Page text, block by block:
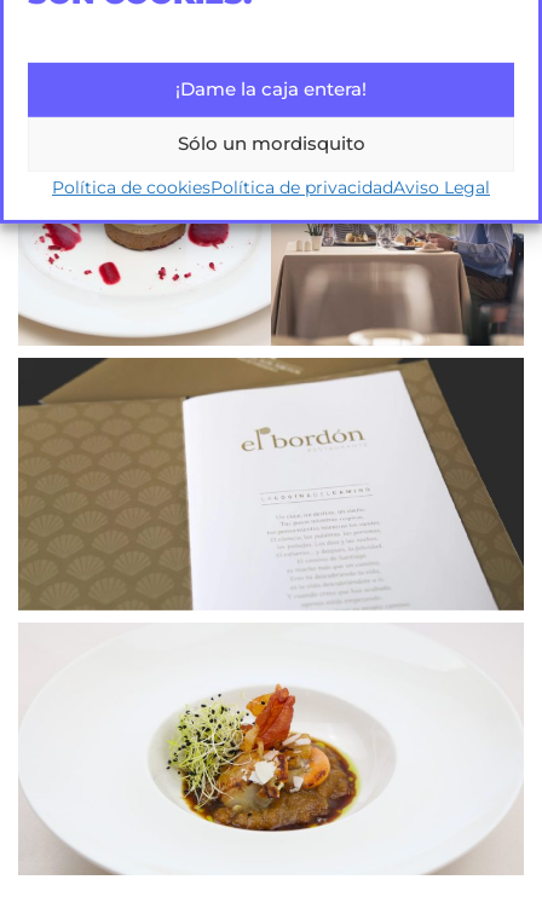
¡Dame la caja entera!
Sólo un mordisquito
Política de cookiesPolítica de privacidadAviso Legal